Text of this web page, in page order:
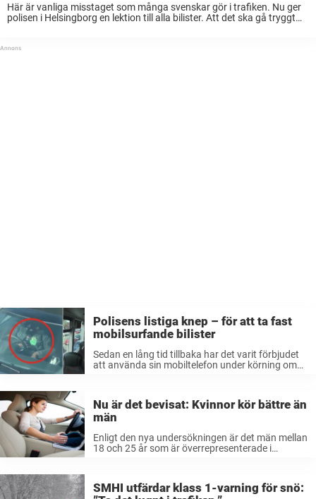
Här är vanliga misstaget som många svenskar gör i trafiken. Nu ger
polisen i Helsingborg en lektion till alla bilister. Att det ska gå tryggt
Polisens listiga knep – för att ta fast
mobilsurfande bilister
Sedan en lång tid tillbaka har det varit förbjudet
att använda sin mobiltelefon under körning om
Nu är det bevisat: Kvinnor kör bättre än
män
Enligt den nya undersökningen är det män mellan
18 och 25 år som är överrepresenterade i
SMHI utfärdar klass 1-varning för snö: